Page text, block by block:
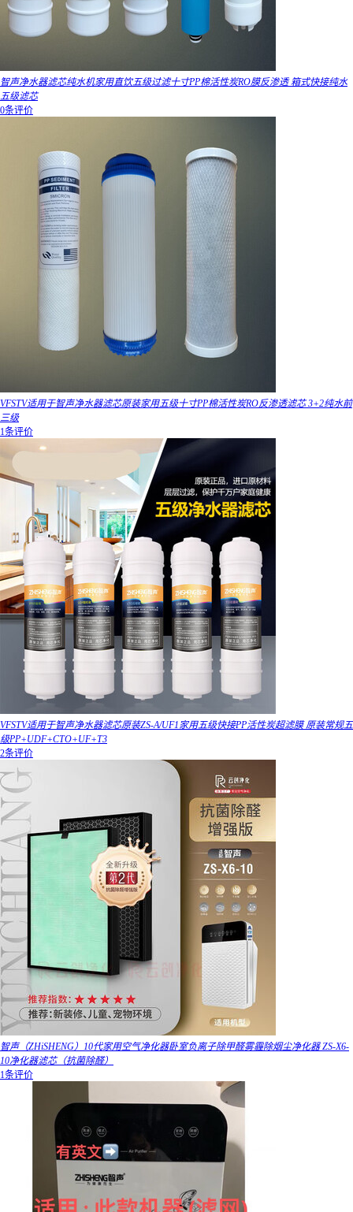
智声净水器滤芯纯水机家用直饮五级过滤十寸PP棉活性炭RO膜反渗透 箱式快接纯水
五级滤芯
0条评价
VFSTV适用于智声净水器滤芯原装家用五级十寸PP棉活性炭RO反渗透滤芯 3+2纯水前
三级
1条评价
VFSTV适用于智声净水器滤芯原装ZS-A/UF1家用五级快接PP活性炭超滤膜 原装常规五
级PP+UDF+CTO+UF+T3
2条评价
智声（ZHiSHENG）10代家用空气净化器卧室负离子除甲醛雾霾除烟尘净化器 ZS-X6-
10净化器滤芯（抗菌除醛）
1条评价